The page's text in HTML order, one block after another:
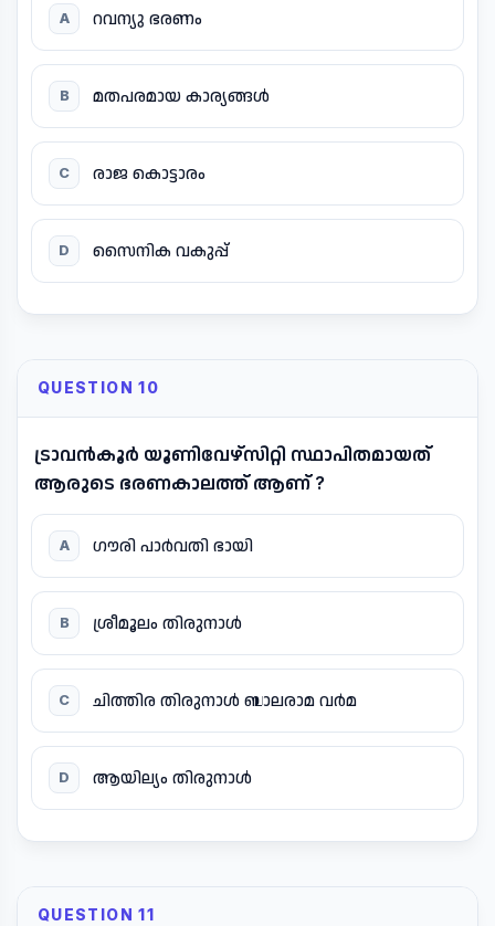
A റവന്യു ഭരണം
B മതപരമായ കാര്യങ്ങൾ
C രാജ കൊട്ടാരം
D സൈനിക വകുപ്പ്
QUESTION 10
ട്രാവൻകൂർ യൂണിവേഴ്സിറ്റി സ്ഥാപിതമായത്
ആരുടെ ഭരണകാലത്ത് ആണ് ?
A ഗൗരി പാർവതി ഭായി
B ശ്രീമൂലം തിരുനാൾ
C ചിത്തിര തിരുനാൾ ബാലരാമ വർമ
D ആയില്യം തിരുനാൾ
QUESTION 11